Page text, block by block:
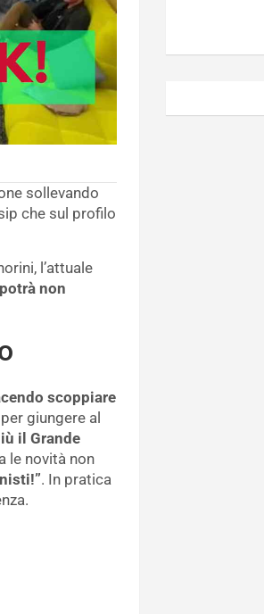
sollevando
che sul profilo
l’attuale
non
scoppiare
giungere al
il Grande
le novità non
. In pratica